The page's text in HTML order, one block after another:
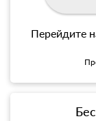
Перейдите